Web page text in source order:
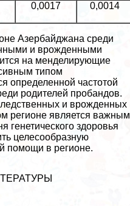
0,0017 0,0014
Азербайджана среди
и врожденными
на менделирующие
типом
определенной частотой
родителей пробандов.
и врожденных
регионе является важным
генетического здоровья
целесообразную
помощи в регионе.